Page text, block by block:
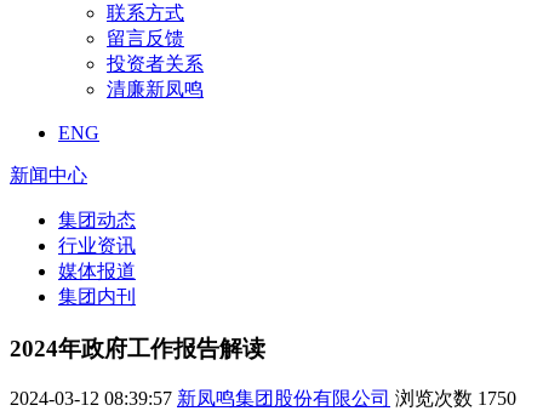
联系方式
留言反馈
投资者关系
清廉新凤鸣
ENG
新闻中心
集团动态
行业资讯
媒体报道
集团内刊
2024年政府工作报告解读
2024-03-12 08:39:57 新凤鸣集团股份有限公司 浏览次数 1750